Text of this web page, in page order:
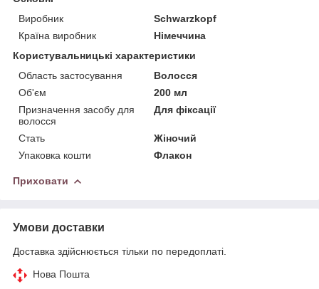
Виробник
Schwarzkopf
Країна виробник
Німеччина
Користувальницькі характеристики
Область застосування
Волосся
Об'єм
200 мл
Призначення засобу для
волосся
Для фіксації
Стать
Жіночий
Упаковка кошти
Флакон
Приховати
Умови доставки
Доставка здійснюється тільки по передоплаті.
Нова Пошта